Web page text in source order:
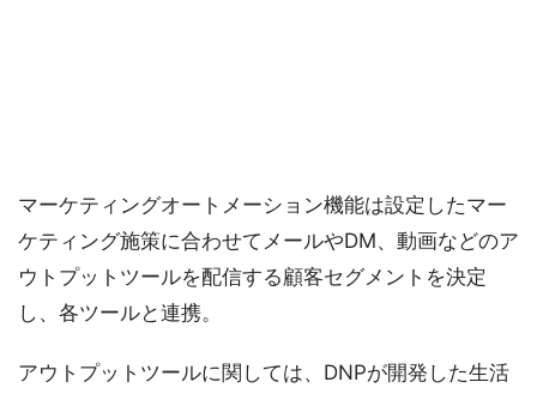
マーケティングオートメーション機能は設定したマー
ケティング施策に合わせてメールやDM、動画などのア
ウトプットツールを配信する顧客セグメントを決定
し、各ツールと連携。
アウトプットツールに関しては、DNPが開発した生活